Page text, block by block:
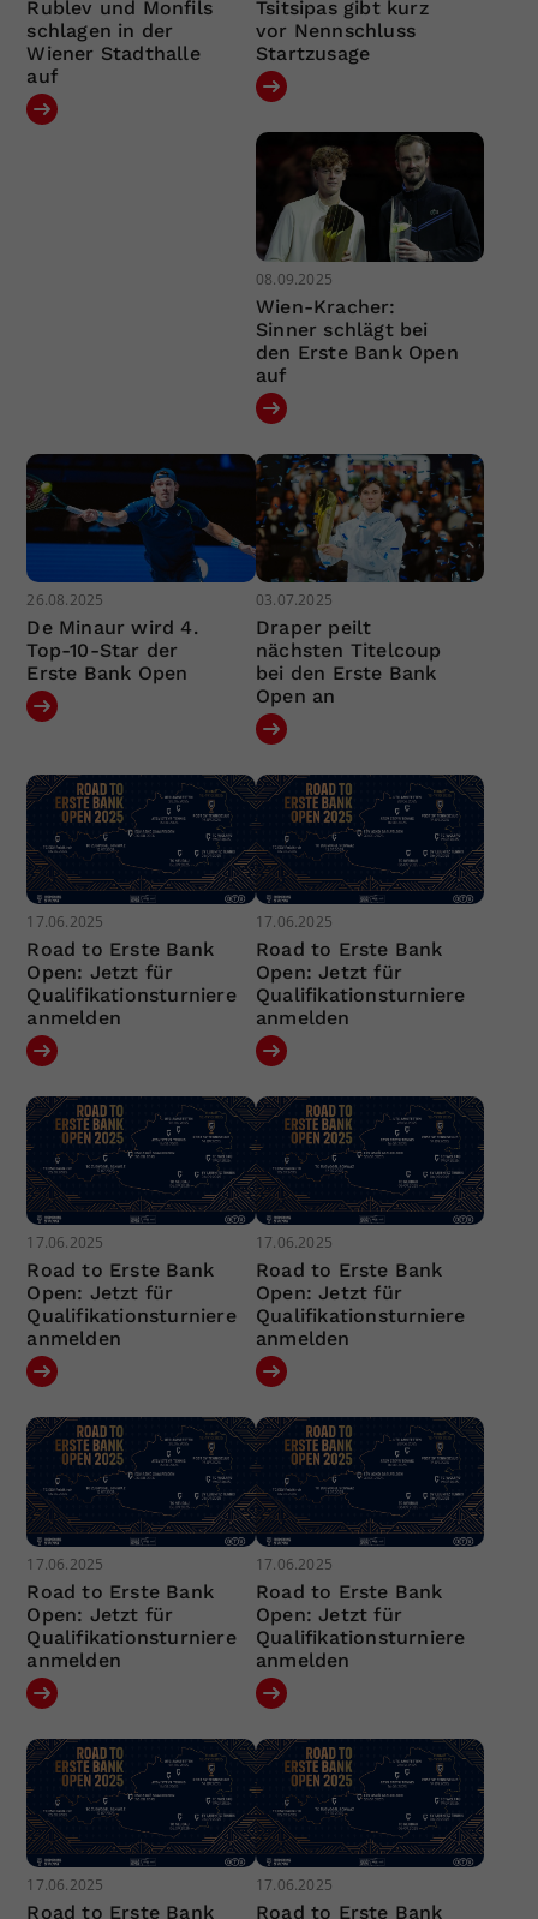
Rublev und Monfils
schlagen in der
Wiener Stadthalle
auf
Tsitsipas gibt kurz
vor Nennschluss
Startzusage
08.09.2025
Wien-Kracher:
Sinner schlägt bei
den Erste Bank Open
auf
26.08.2025
De Minaur wird 4.
Top-10-Star der
Erste Bank Open
03.07.2025
Draper peilt
nächsten Titelcoup
bei den Erste Bank
Open an
17.06.2025
Road to Erste Bank
Open: Jetzt für
Qualifikationsturniere
anmelden
17.06.2025
Road to Erste Bank
Open: Jetzt für
Qualifikationsturniere
anmelden
17.06.2025
Road to Erste Bank
Open: Jetzt für
Qualifikationsturniere
anmelden
17.06.2025
Road to Erste Bank
Open: Jetzt für
Qualifikationsturniere
anmelden
17.06.2025
Road to Erste Bank
Open: Jetzt für
Qualifikationsturniere
anmelden
17.06.2025
Road to Erste Bank
Open: Jetzt für
Qualifikationsturniere
anmelden
17.06.2025
Road to Erste Bank
17.06.2025
Road to Erste Bank